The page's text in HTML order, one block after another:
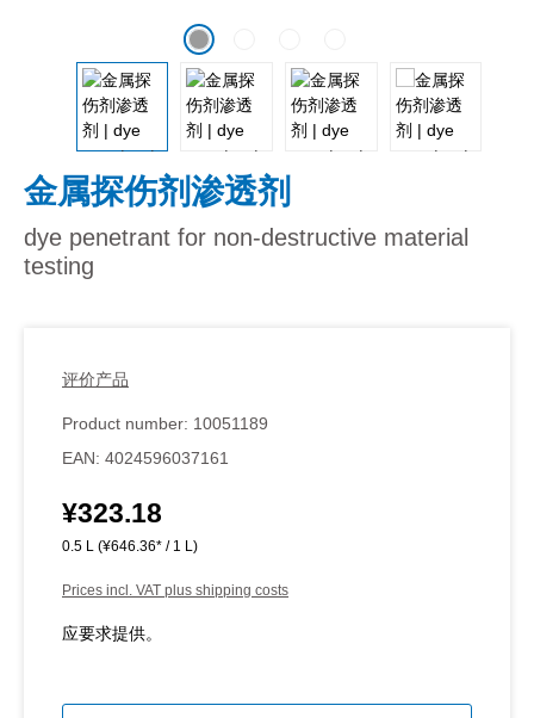
金属探伤剂渗透剂
dye penetrant for non-destructive material
testing
评价产品
Product number: 10051189
EAN: 4024596037161
Regular price:
¥323.18
0.5 L (¥646.36* / 1 L)
Prices incl. VAT plus shipping costs
应要求提供。